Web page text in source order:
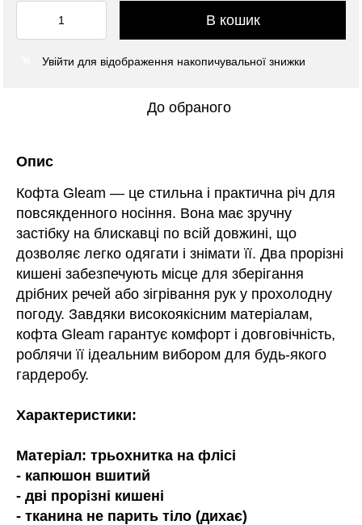
В кошик
Увійти для відображення накопичувальної знижки
До обраного
Опис
Кофта Gleam — це стильна і практична річ для
повсякденного носіння. Вона має зручну
застібку на блискавці по всій довжині, що
дозволяє легко одягати і знімати її. Два прорізні
кишені забезпечують місце для зберігання
дрібних речей або зігрівання рук у прохолодну
погоду. Завдяки високоякісним матеріалам,
кофта Gleam гарантує комфорт і довговічність,
роблячи її ідеальним вибором для будь-якого
гардеробу.
Характеристики:
Матеріал: трьохнитка на флісі
- капюшон вшитий
- дві прорізні кишені
- тканина не парить тіло (дихає)